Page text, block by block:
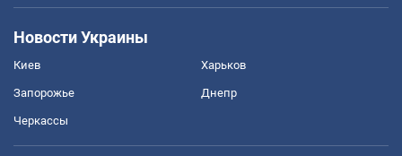
Новости Украины
Киев Харьков
Запорожье Днепр
Черкассы